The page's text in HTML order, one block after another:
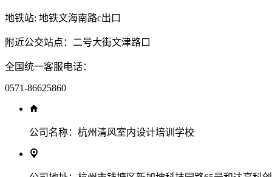
地铁站: 地铁文海南路c出口
附近公交站点：二号大街文津路口
全国统一客服电话：
0571-86625860
公司名称： 杭州清风室内设计培训学校